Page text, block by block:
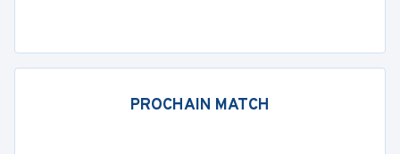
PROCHAIN MATCH